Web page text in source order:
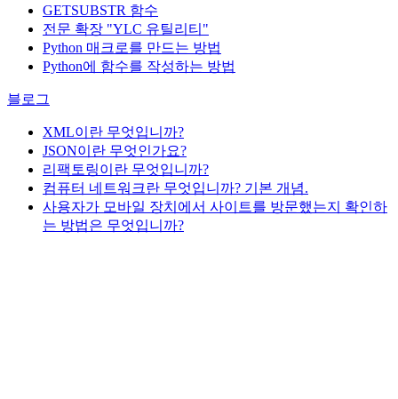
GETSUBSTR 함수
전문 확장 "YLC 유틸리티"
Python 매크로를 만드는 방법
Python에 함수를 작성하는 방법
블로그
XML이란 무엇입니까?
JSON이란 무엇인가요?
리팩토링이란 무엇입니까?
컴퓨터 네트워크란 무엇입니까? 기본 개념.
사용자가 모바일 장치에서 사이트를 방문했는지 확인하
는 방법은 무엇입니까?